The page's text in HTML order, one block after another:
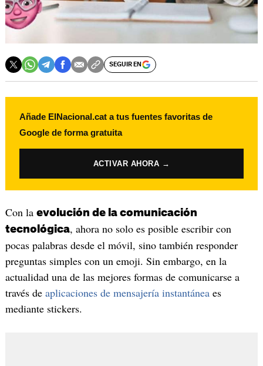
SEGUIR EN
Añade ElNacional.cat a tus fuentes favoritas de
Google de forma gratuita
ACTIVAR AHORA →
Con la evolución de la comunicación
tecnológica, ahora no solo es posible escribir con
pocas palabras desde el móvil, sino también responder
preguntas simples con un emoji. Sin embargo, en la
actualidad una de las mejores formas de comunicarse a
través de aplicaciones de mensajería instantáneaes
mediante stickers.